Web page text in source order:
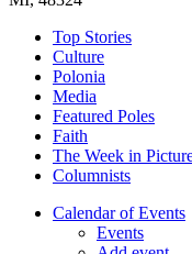
Top Stories
Culture
Polonia
Media
Featured Poles
Faith
The Week in
Columnists
Calendar of Events
Events